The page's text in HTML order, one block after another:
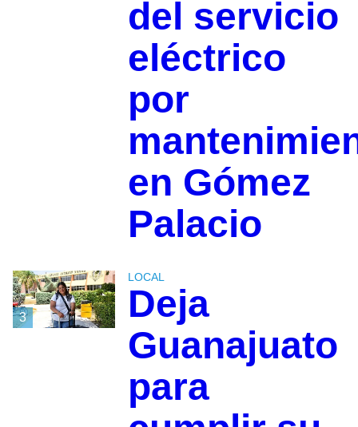
del servicio
eléctrico
por
en Gómez
Palacio
3
LOCAL
Deja
Guanajuato
para